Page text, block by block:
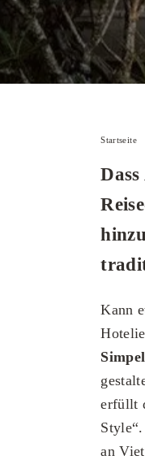
Startseite
Kann
erfüllt
an